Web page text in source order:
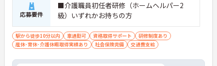
応募要件
■介護職員初任者研修（ホームヘルパー2
級）いずれかお持ちの方
駅から徒歩10分以内 車通勤可 資格取得サポート
研修制度あり
産休･育休･介護休暇取得実績あり
社会保険完備 交通費支給